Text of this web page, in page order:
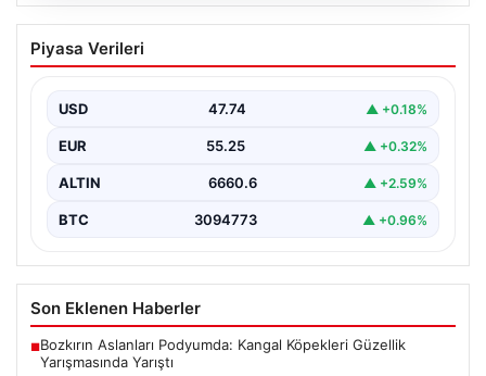
Menderes Belediye Başkanı İlkay Çiçek
ve Diğer Şüpheliler Hakkında Tutuklama
İzmir Cumhuriyet Başsavcılığı'nın yürüttüğü kapsamlı
gerçekleşen usulsüzlük iddiaları gündemdeki yerini…
Piyasa Verileri
USD 47.74 ▲ +0.18%
EUR 55.25 ▲ +0.32%
ALTIN 6660.6 ▲ +2.59%
BTC 3094773 ▲ +0.96%
Son Eklenen Haberler
■Bozkırın Aslanları Podyumda: Kangal Köpekleri Güzellik
Yarışmasında Yarıştı